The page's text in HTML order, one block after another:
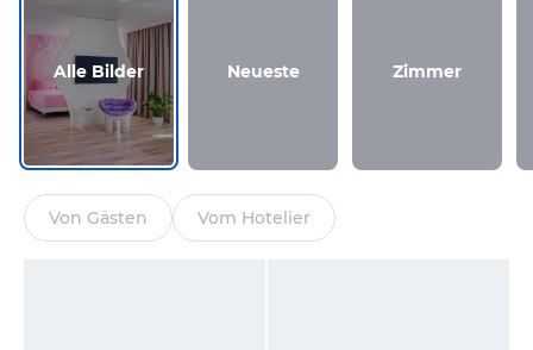
Alle Bilder Neueste Zimmer
Von Gästen Vom Hotelier